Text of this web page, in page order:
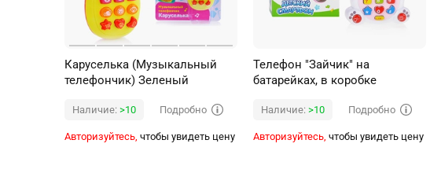
Каруселька (Музыкальный
телефончик) Зеленый
Наличие: >10 Подробно
Авторизуйтесь, чтобы увидеть цену
Телефон "Зайчик" на
батарейках, в коробке
Наличие: >10 Подробно
Авторизуйтесь, чтобы увидеть цену